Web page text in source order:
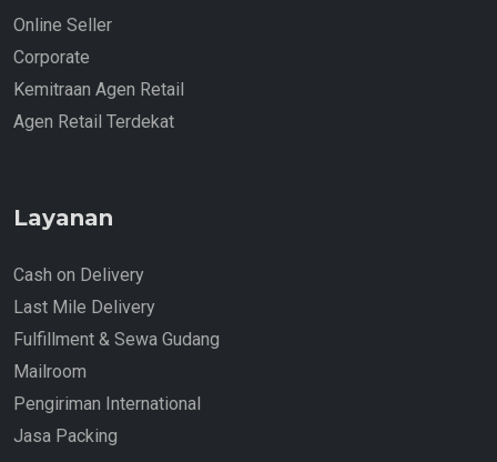
Online Seller
Corporate
Kemitraan Agen Retail
Agen Retail Terdekat
Layanan
Cash on Delivery
Last Mile Delivery
Fulfillment & Sewa Gudang
Mailroom
Pengiriman International
Jasa Packing